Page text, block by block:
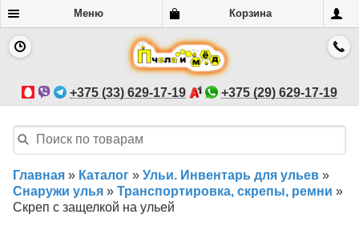
Меню Корзина
+375 (33) 629-17-19 +375 (29) 629-17-19
Главная » Каталог » Ульи. Инвентарь для ульев »
Снаружи улья » Транспортировка, скрепы, ремни »
Скреп с защелкой на ульей